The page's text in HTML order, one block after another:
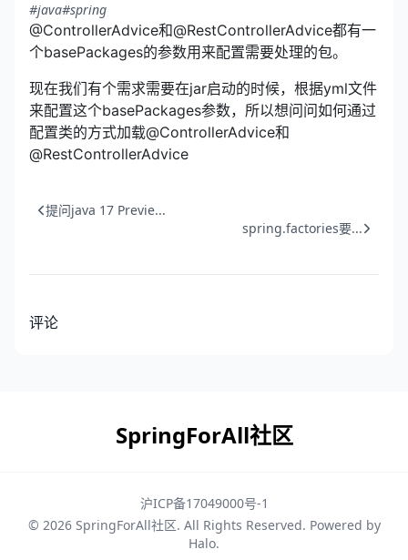
#java#spring
@ControllerAdvice和@RestControllerAdvice都有一
个basePackages的参数用来配置需要处理的包。
现在我们有个需求需要在jar启动的时候，根据yml文件
来配置这个basePackages参数，所以想问问如何通过
配置类的方式加载@ControllerAdvice和
@RestControllerAdvice
提问java 17 Previe...
spring.factories要...
评论
SpringForAll社区
沪ICP备17049000号-1
© 2026 SpringForAll社区. All Rights Reserved. Powered by
Halo.